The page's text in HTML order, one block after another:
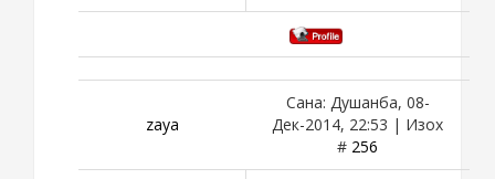
zaya
Сана: Душанба, 08-
Дек-2014, 22:53 | Изох
# 256